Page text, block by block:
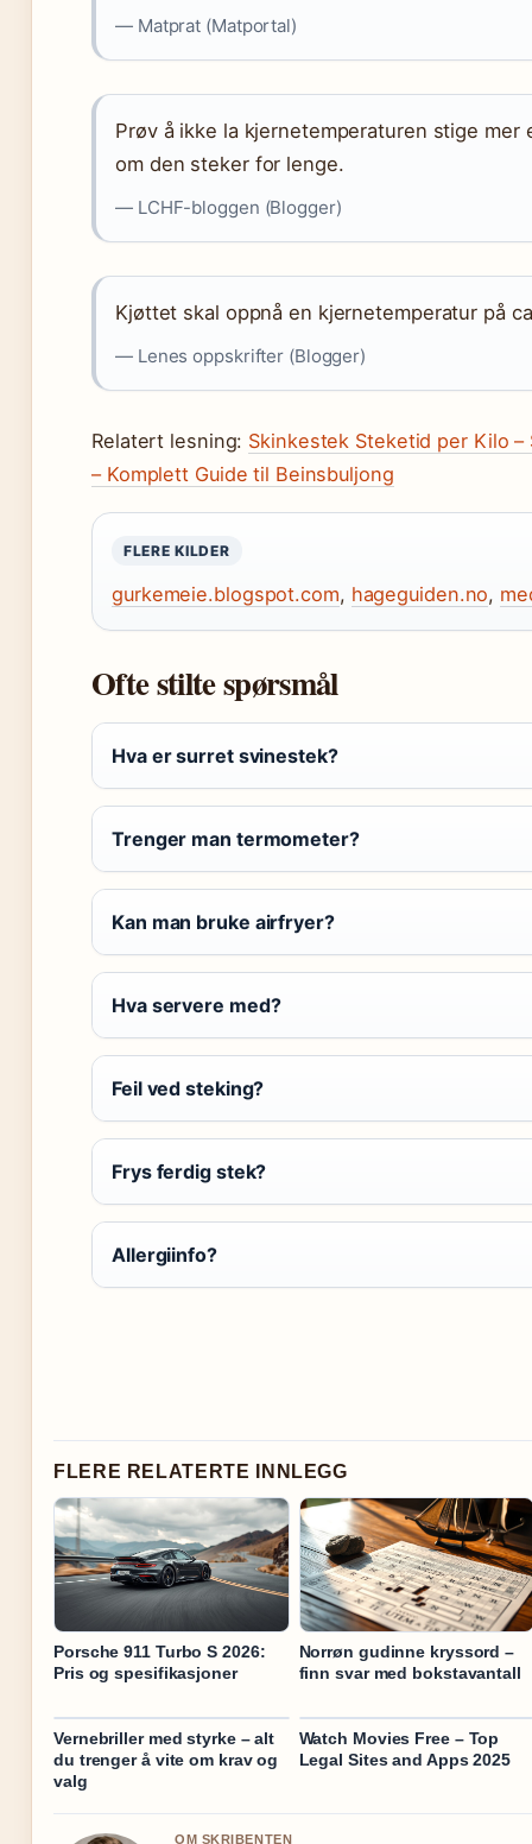
— Matprat (Matportal)
Prøv å ikke la kjernetemperaturen stige
om den steker for lenge.
— LCHF-bloggen (Blogger)
Kjøttet skal oppnå en kjernetemperatur på
— Lenes oppskrifter (Blogger)
Relatert lesning: Skinkestek Steketid per Kilo
– Komplett Guide til Beinsbuljong
FLERE KILDER
gurkemeie.blogspot.com, hageguiden.no,
Ofte stilte spørsmål
Hva er surret svinestek?
Trenger man termometer?
Kan man bruke airfryer?
Hva servere med?
Feil ved steking?
Frys ferdig stek?
Allergiinfo?
FLERE RELATERTE INNLEGG
Porsche 911 Turbo S 2026:
Pris og spesifikasjoner
Norrøn gudinne kryssord –
finn svar med bokstavantall
Vernebriller med styrke – alt
du trenger å vite om krav og
valg
Watch Movies Free – Top
Legal Sites and Apps 2025
OM SKRIBENTEN